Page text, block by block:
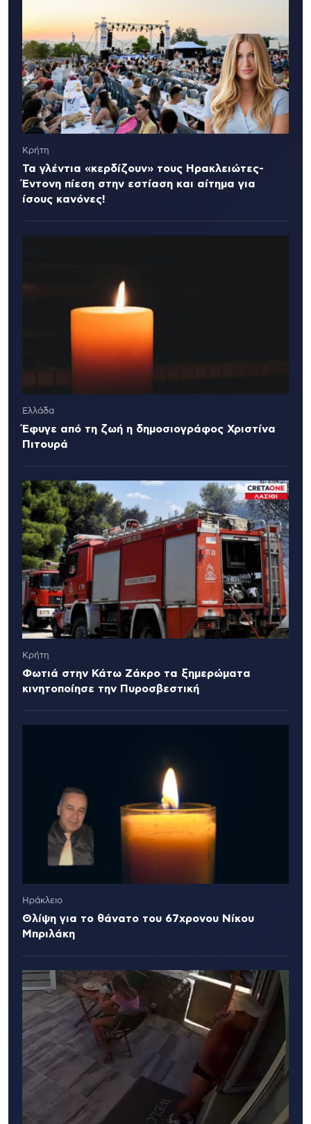
Κρήτη
Τα γλέντια «κερδίζουν» τους Ηρακλειώτες-
Έντονη πίεση στην εστίαση και αίτημα για
ίσους κανόνες!
Ελλάδα
Έφυγε από τη ζωή η δημοσιογράφος Χριστίνα
Πιτουρά
Κρήτη
Φωτιά στην Κάτω Ζάκρο τα ξημερώματα
κινητοποίησε την Πυροσβεστική
Ηράκλειο
Θλίψη για το θάνατο του 67χρονου Νίκου
Μπριλάκη